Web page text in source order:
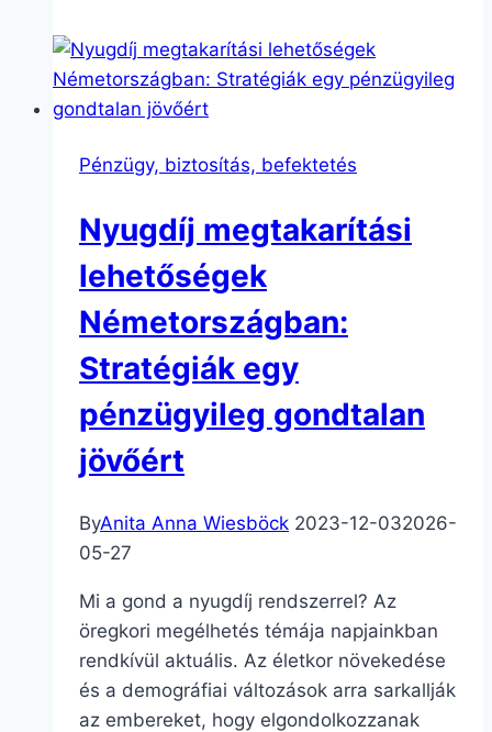
Pénzügy, biztosítás, befektetés
Nyugdíj megtakarítási
lehetőségek
Németországban:
Stratégiák egy
pénzügyileg gondtalan
jövőért
ByAnita Anna Wiesböck 2023-12-032026-
05-27
Mi a gond a nyugdíj rendszerrel? Az
öregkori megélhetés témája napjainkban
rendkívül aktuális. Az életkor növekedése
és a demográfiai változások arra sarkallják
az embereket, hogy elgondolkozzanak